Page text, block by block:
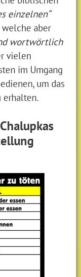
einzelnen“
aber
wortwörtlich
vielen
im Umgang
um das
erhalten.